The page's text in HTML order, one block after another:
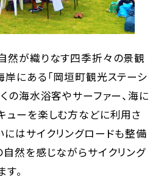
然が織りなす四季折々の景観
岸にある「岡垣町観光ステーシ
の海水浴客やサーファー、海に
ューを楽しむ方などに利用さ
にはサイクリングロードも整備
自然を感じながらサイクリング
。